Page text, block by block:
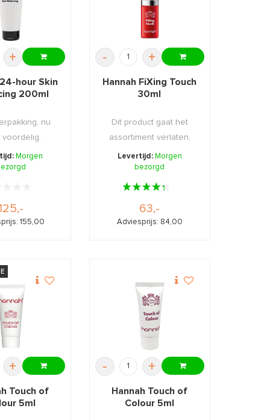
+
hour Skin
200ml
nu
voordelig.
Morgen
155,00
- +
Hannah FiXing Touch
30ml
Dit product gaat het
assortiment verlaten,
daarom nu extra v ...
Levertijd: Morgen
bezorgd
63,-
Adviesprijs: 84,00
+
Touch of
5ml
- +
Hannah Touch of
Colour 5ml